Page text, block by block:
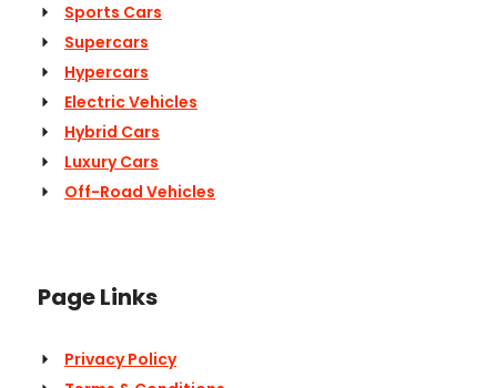
Sports Cars
Supercars
Hypercars
Electric Vehicles
Hybrid Cars
Luxury Cars
Off-Road Vehicles
Page Links
Privacy Policy